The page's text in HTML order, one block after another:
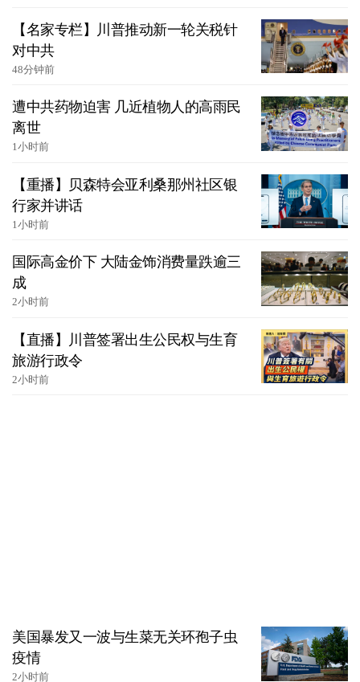
【名家专栏】川普推动新一轮关税针
对中共
48分钟前
遭中共药物迫害 几近植物人的高雨民
离世
1小时前
【重播】贝森特会亚利桑那州社区银
行家并讲话
1小时前
国际高金价下 大陆金饰消费量跌逾三
成
2小时前
【直播】川普签署出生公民权与生育
旅游行政令
2小时前
美国暴发又一波与生菜无关环孢子虫
疫情
2小时前